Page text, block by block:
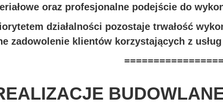
oraz profesjonalne podejście do
działalności pozostaje trwałość
zadowolenie klientów korzystających z